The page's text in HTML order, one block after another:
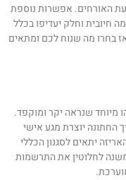
האורחים. אפשרות נוספת
וחלק יעדיפו בכלל
מה שנוח לכם ומתאים
שנראה יקר ומוקפד.
יוצרת מגע אישי
יתאים לסגנון הכללי
לחלוטין את התרשמות